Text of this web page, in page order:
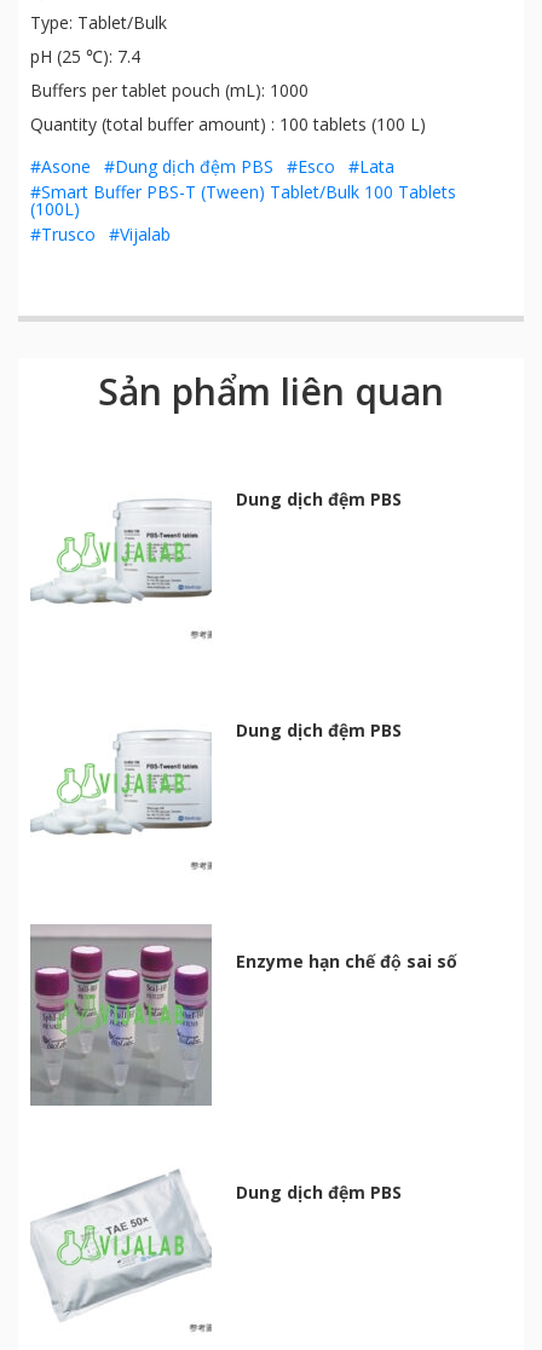
Type: Tablet/Bulk
pH (25 ℃): 7.4
Buffers per tablet pouch (mL): 1000
Quantity (total buffer amount) : 100 tablets (100 L)
#Asone
#Dung dịch đệm PBS #Esco
#Lata
#Smart Buffer PBS-T (Tween) Tablet/Bulk 100 Tablets
(100L)
#Trusco
#Vijalab
Sản phẩm liên quan
Dung dịch đệm PBS
Dung dịch đệm PBS
Enzyme hạn chế độ sai số
Dung dịch đệm PBS